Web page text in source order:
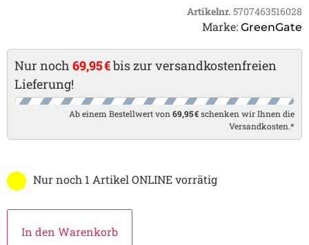
Artikelnr. 5707463516028
Marke: GreenGate
Nur noch 69,95 €bis zur versandkostenfreien
Lieferung!
Ab einem Bestellwert von 69,95 €schenken wir Ihnen die
Versandkosten.*
Nur noch 1 Artikel ONLINE vorrätig
In den Warenkorb